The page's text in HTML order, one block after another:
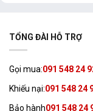
TỔNG ĐÀI HỖ TRỢ
Gọi mua:091 548 24
Khiếu nại:091 548 24
Bảo hành091 548 24